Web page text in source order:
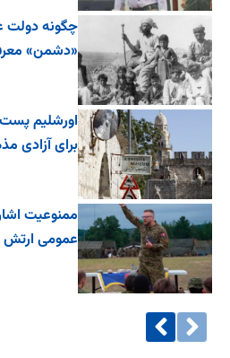
چگونه دولت
«دشمن»
اورشلیم
برای آزادی
ممنوعیت
عمومی ارتش